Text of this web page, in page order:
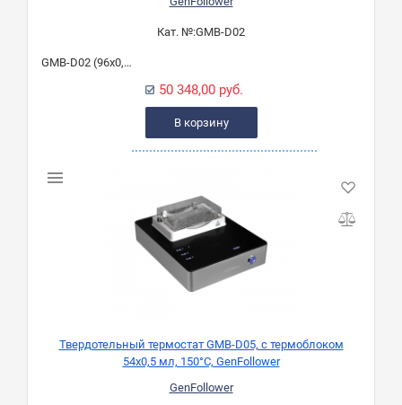
Кат. №:GMB-D02
GMB-D02 (96х0,2 мл)
50 348,00 руб.
В корзину
Твердотельный термостат GMB-D05, с термоблоком
54х0,5 мл, 150°C, GenFollower
GenFollower